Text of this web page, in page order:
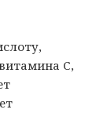
С,